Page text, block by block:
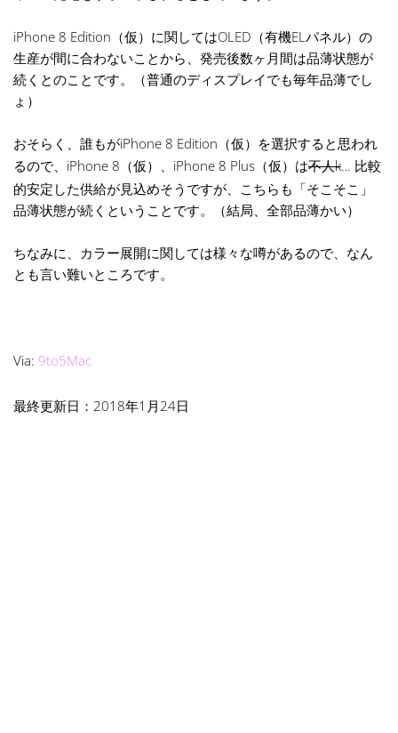
iPhone 8 Edition（仮）に関してはOLED（有機ELパネル）の
生産が間に合わないことから、発売後数ヶ月間は品薄状態が
続くとのことです。（普通のディスプレイでも毎年品薄でし
ょ）
おそらく、誰もがiPhone 8 Edition（仮）を選択すると思われ
るので、iPhone 8（仮）、iPhone 8 Plus（仮）は不人k… 比較
的安定した供給が見込めそうですが、こちらも「そこそこ」
品薄状態が続くということです。（結局、全部品薄かい）
ちなみに、カラー展開に関しては様々な噂があるので、なん
とも言い難いところです。
Via: 9to5Mac
最終更新日：2018年1月24日